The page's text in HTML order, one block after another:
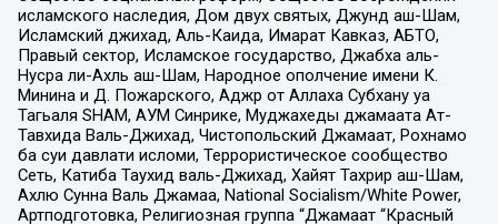
исламского наследия, Дом двух святых, Джунд аш-Шам,
Исламский джихад, Аль-Каида, Имарат Кавказ, АБТО,
Правый сектор, Исламское государство, Джабха аль-
Нусра ли-Ахль аш-Шам, Народное ополчение имени К.
Минина и Д. Пожарского, Аджр от Аллаха Субхану уа
Тагьаля SHAM, АУМ Синрике, Муджахеды джамаата Ат-
Тавхида Валь-Джихад, Чистопольский Джамаат, Рохнамо
ба суи давлати исломи, Террористическое сообщество
Сеть, Катиба Таухид валь-Джихад, Хайят Тахрир аш-Шам,
Ахлю Сунна Валь Джамаа, National Socialism/White Power,
Артподготовка, Религиозная группа “Джамаат “Красный